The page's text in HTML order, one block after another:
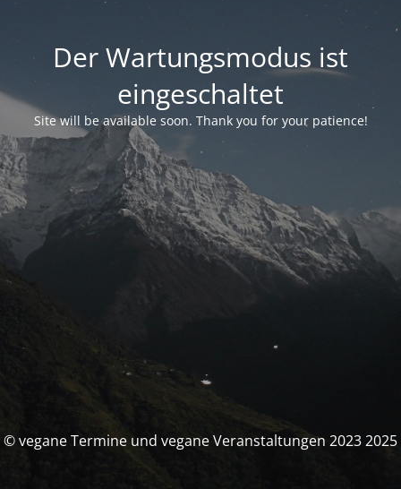
Der Wartungsmodus ist
eingeschaltet
Site will be available soon. Thank you for your patience!
© vegane Termine und vegane Veranstaltungen 2023 2025